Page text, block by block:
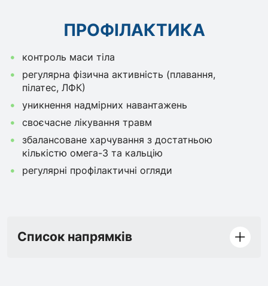
ПРОФІЛАКТИКА
контроль маси тіла
регулярна фізична активність (плавання,
пілатес, ЛФК)
уникнення надмірних навантажень
своєчасне лікування травм
збалансоване харчування з достатньою
кількістю омега-3 та кальцію
регулярні профілактичні огляди
Список напрямків